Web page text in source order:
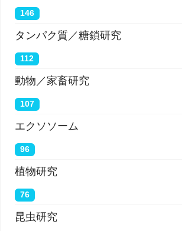
146
タンパク質／糖鎖研究
112
動物／家畜研究
107
エクソソーム
96
植物研究
76
昆虫研究